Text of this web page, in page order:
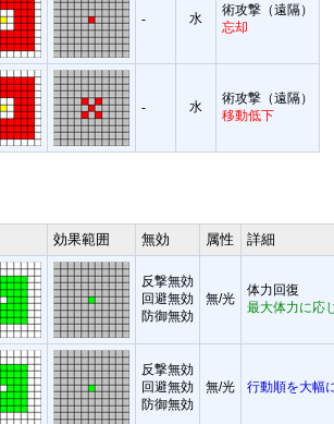
- 水
術攻撃（遠隔）
忘却
- 水
術攻撃（遠隔）
移動低下
効果範囲 無効 属性 詳細
反撃無効
回避無効
防御無効
無/光
体力回復
最大体力に応
反撃無効
回避無効
防御無効
無/光 行動順を大幅